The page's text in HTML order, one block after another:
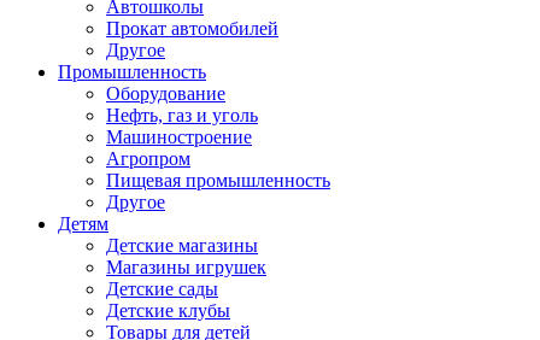
Автошколы
Прокат автомобилей
Другое
Промышленность
Оборудование
Нефть, газ и уголь
Машиностроение
Агропром
Пищевая промышленность
Другое
Детям
Детские магазины
Магазины игрушек
Детские сады
Детские клубы
Товары для детей